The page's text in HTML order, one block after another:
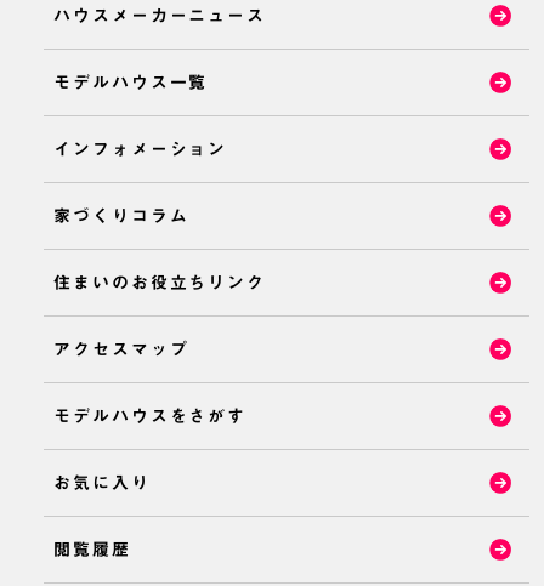
ハウスメーカーニュース
モデルハウス一覧
インフォメーション
家づくりコラム
住まいのお役立ちリンク
アクセスマップ
モデルハウスをさがす
お気に入り
閲覧履歴